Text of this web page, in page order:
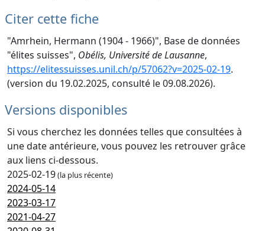
Citer cette fiche
"Amrhein, Hermann (1904 - 1966)", Base de données
"élites suisses", Obélis, Université de Lausanne,
https://elitessuisses.unil.ch/p/57062?v=2025-02-19.
(version du 19.02.2025, consulté le 09.08.2026).
Versions disponibles
Si vous cherchez les données telles que consultées à
une date antérieure, vous pouvez les retrouver grâce
aux liens ci-dessous.
2025-02-19(la plus récente)
2024-05-14
2023-03-17
2021-04-27